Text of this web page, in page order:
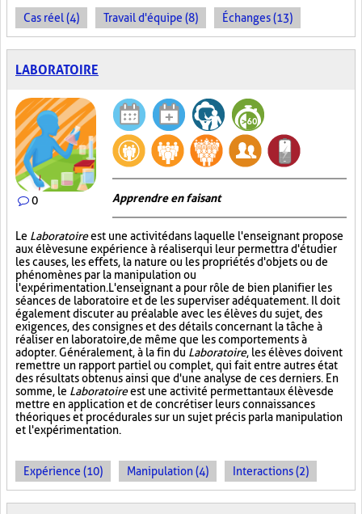
Cas réel (4) Travail d'équipe (8) Échanges (13)
LABORATOIRE
0 Apprendre en faisant
Le Laboratoireest une activité dans laquelle l'enseignant propose
aux élèves une expérience à réaliser qui leur permettra d'étudier
les causes, les effets, la nature ou les propriétés d'objets ou de
phénomènes par la manipulation ou
l'expérimentation. L'enseignant a pour rôle de bien planifier les
séances de laboratoire et de les superviser adéquatement. Il doit
également discuter au préalable avec les élèves du sujet, des
exigences, des consignes et des détails concernant la tâche à
réaliser en laboratoire, de même que les comportements à
adopter. Généralement, à la fin du Laboratoire, les élèves doivent
remettre un rapport partiel ou complet, qui fait entre autres état
des résultats obtenus ainsi que d'une analyse de ces derniers. En
somme, le Laboratoireest une activité permettant aux élèves de
mettre en application et de concrétiser leurs connaissances
théoriques et procédurales sur un sujet précis par la manipulation
et l'expérimentation.
Expérience (10) Manipulation (4) Interactions (2)